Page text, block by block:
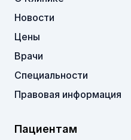
Новости
Цены
Врачи
Специальности
Правовая информация
Пациентам